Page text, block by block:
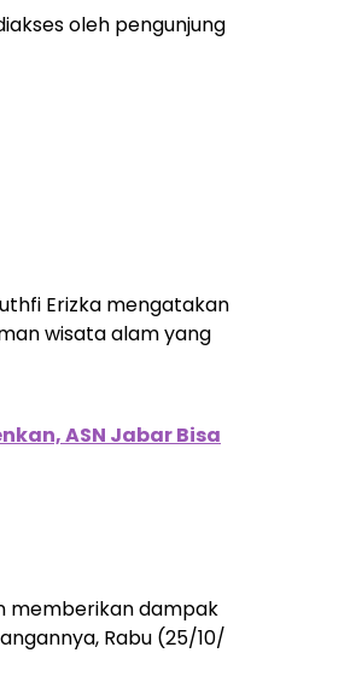
oleh pengunjung
Erizka mengatakan
wisata alam yang
ASN Jabar Bisa
memberikan dampak
Rabu (25/10/